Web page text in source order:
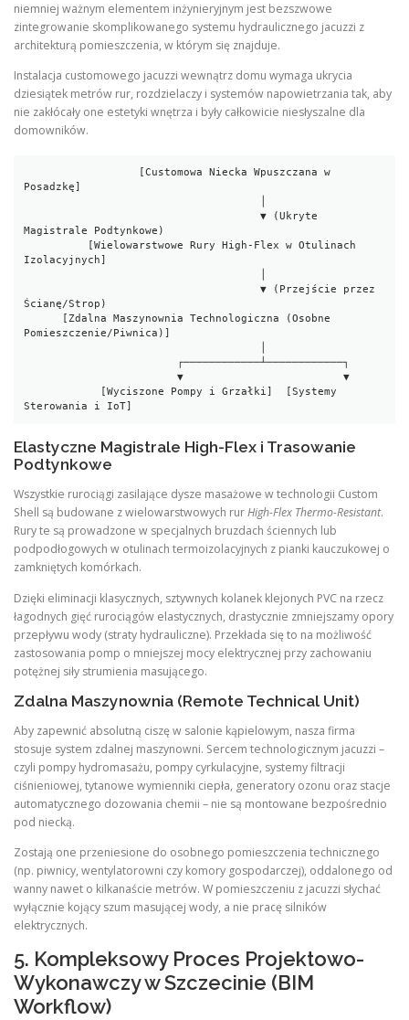
niemniej ważnym elementem inżynieryjnym jest bezszwowe
zintegrowanie skomplikowanego systemu hydraulicznego jacuzzi z
architekturą pomieszczenia, w którym się znajduje.
Instalacja customowego jacuzzi wewnątrz domu wymaga ukrycia
dziesiątek metrów rur, rozdzielaczy i systemów napowietrzania tak, aby
nie zakłócały one estetyki wnętrza i były całkowicie niesłyszalne dla
domowników.
Posadzkę]
                                     ▼ (Ukryte
Magistrale Podtynkowe)
Izolacyjnych]
                                     ▼ (Przejście przez
Ścianę/Strop)
Pomieszczenie/Piwnica)]
                        ▼                         ▼
Elastyczne Magistrale High-Flex i Trasowanie
Podtynkowe
Wszystkie rurociągi zasilające dysze masażowe w technologii Custom
Shell są budowane z wielowarstwowych rurHigh-Flex Thermo-Resistant.
Rury te są prowadzone w specjalnych bruzdach ściennych lub
podpodłogowych w otulinach termoizolacyjnych z pianki kauczukowej o
zamkniętych komórkach.
Dzięki eliminacji klasycznych, sztywnych kolanek klejonych PVC na rzecz
łagodnych gięć rurociągów elastycznych, drastycznie zmniejszamy opory
przepływu wody (straty hydrauliczne). Przekłada się to na możliwość
zastosowania pomp o mniejszej mocy elektrycznej przy zachowaniu
potężnej siły strumienia masującego.
Zdalna Maszynownia (Remote Technical Unit)
Aby zapewnić absolutną ciszę w salonie kąpielowym, nasza firma
stosuje system zdalnej maszynowni. Sercem technologicznym jacuzzi –
czyli pompy hydromasażu, pompy cyrkulacyjne, systemy filtracji
ciśnieniowej, tytanowe wymienniki ciepła, generatory ozonu oraz stacje
automatycznego dozowania chemii – nie są montowane bezpośrednio
pod niecką.
Zostają one przeniesione do osobnego pomieszczenia technicznego
(np. piwnicy, wentylatorowni czy komory gospodarczej), oddalonego od
wanny nawet o kilkanaście metrów. W pomieszczeniu z jacuzzi słychać
wyłącznie kojący szum masującej wody, a nie pracę silników
elektrycznych.
5. Kompleksowy Proces Projektowo-
Wykonawczy w Szczecinie (BIM
Workflow)